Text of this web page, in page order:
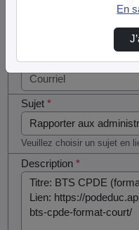
Courriel*
Sujet*
Veuillez choisir un sujet en
Description*
En